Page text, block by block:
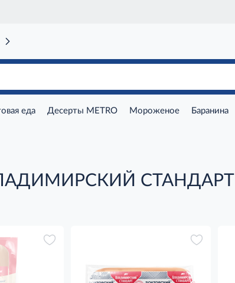
еда Десерты METRO Мороженое Баранина
СТАНДАРТ